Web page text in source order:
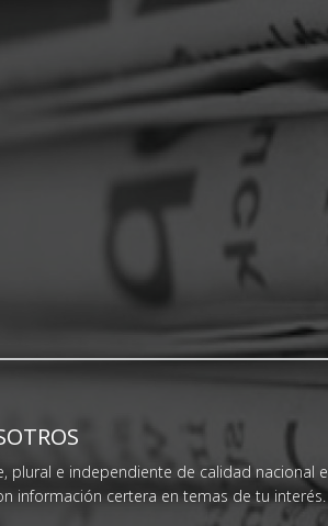
plural e independiente de calidad nacional e
información certera en temas de tu interés.